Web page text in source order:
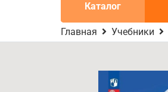
Каталог
Главная Учебники